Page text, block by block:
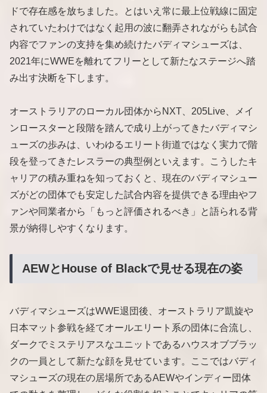
ドで存在感を放ちました。とはいえ常に最上位戦線に固定
されていたわけではなく起用の波に翻弄されながらも試合
内容でファンの支持を集め続けたバディマシューズは、
2021年にWWEを離れてフリーとして新たなステージへ踏
み出す決断を下します。
オーストラリアのローカル団体からNXT、205Live、メイ
ンロースターと段階を踏んで成り上がってきたバディマシ
ューズの歩みは、いわゆるエリート街道ではなく実力で階
段を登ってきたレスラーの典型例といえます。こうしたキ
ャリアの積み重ねを知っておくと、現在のバディマシュー
ズがどの団体でも安定した試合内容を提供できる理由やフ
ァンや同業者から「もっと評価されるべき」と語られる背
景が納得しやすくなります。
AEWとHouse of Blackで見せる現在の姿
バディマシューズはWWE退団後、オーストラリア凱旋や
日本マット参戦を経てオールエリート系の団体に合流し、
ダークでミステリアスなユニットであるハウスオブブラッ
クの一員として新たな顔を見せています。ここではバディ
マシューズの現在の居場所であるAEWやインディー団体